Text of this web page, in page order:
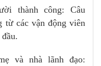
thành công: Câu
từ các vận động viên
và nhà lãnh đạo: